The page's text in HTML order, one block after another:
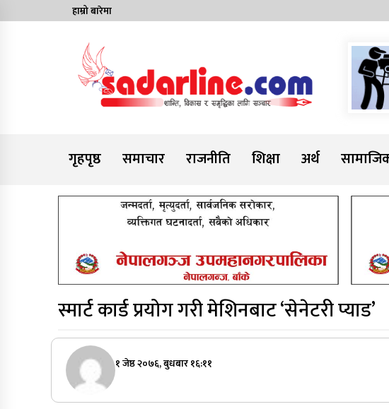
to
हाम्रो बारेमा
Sadarline
गृहपृष्ठ
समाचार राजनीति शिक्षा अर्थ
स्मार्ट कार्ड प्रयोग गरी मेशिनबाट ‘सेनेटरी प्याड’
१ जेष्ठ २०७६, बुधबार १६:११